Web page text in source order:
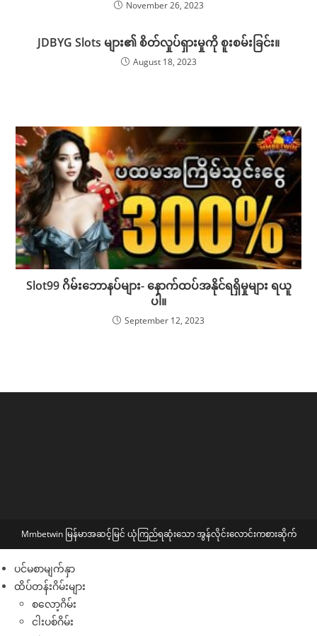
November 26, 2023
JDBYG Slots များ၏ စိတ်လှုပ်ရှားမှုကို စူးစမ်းခြင်း။
August 18, 2023
Slot99 ဂိမ်းဘောနပ်များ- နောက်ထပ်အနိုင်ရရှိမှုများ ရယူ
ပါ။
September 12, 2023
Mmbetwin မြန်မာအဆင့်မြင် ယုံကြည်ရဆုံးသော အွန်လိုင်း‌လောင်းကစားဆိုက်
ပင်မစာမျက်နှာ
ထိပ်တန်းဂိမ်းများ
စလော့ဂိမ်း
ငါးပစ်ဂိမ်း